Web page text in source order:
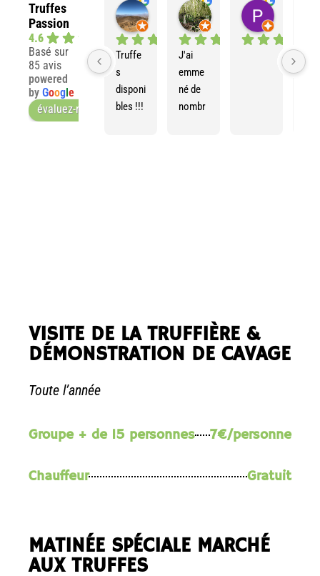
Truffes
Passion
4.6
Basé sur
85 avis
powered
by Goog e
évaluez-nous sur
Franck J.
il y a 7 mois
Truffe
s
disponi
bles !!!
Ann L.
il y a 10 mois
J'ai
emme
né de
nombr
ation.
Une
expéri
able.
Patricia P.
VISITE DE LA TRUFFIÈRE &
DÉMONSTRATION DE CAVAGE
Toute l’année
Groupe + de 15 personnes 7€/personne
Chauffeur Gratuit
MATINÉE SPÉCIALE MARCHÉ
AUX TRUFFES